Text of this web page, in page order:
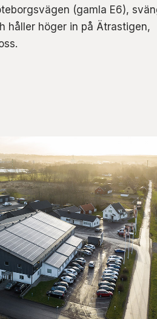
(gamla E6),
håller höger in på Ätrastigen,